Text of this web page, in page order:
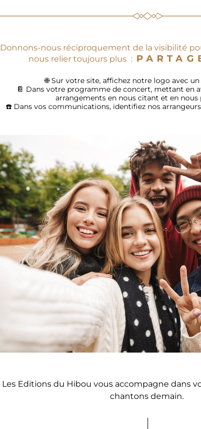
Donnons-nous réciproquement de la visibilité
nous relier toujours plus  :
🌐 Sur votre site, affichez notre logo avec
📔 Dans votre programme de concert, mettant en
arrangements en nous citant et en nous
☎️ Dans vos communications, identifiez nos
Les Editions du Hibou vous accompagne dans
chantons demain.